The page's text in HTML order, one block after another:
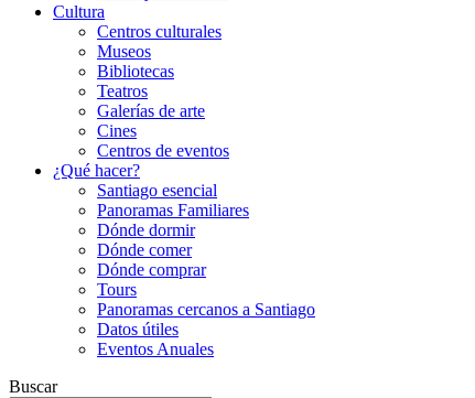
Cultura
Centros culturales
Museos
Bibliotecas
Teatros
Galerí­as de arte
Cines
Centros de eventos
¿Qué hacer?
Santiago esencial
Panoramas Familiares
Dónde dormir
Dónde comer
Dónde comprar
Tours
Panoramas cercanos a Santiago
Datos útiles
Eventos Anuales
Buscar